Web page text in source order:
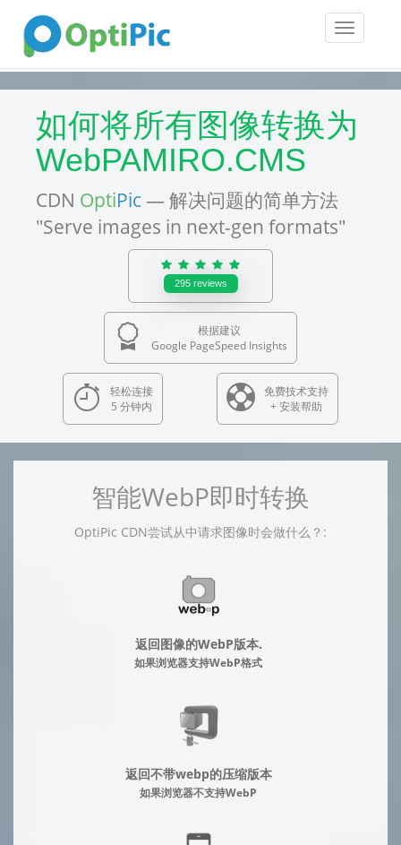
Toggle
如何将所有图像转换为
WebPAMIRO.CMS
CDN OptiPic — 解决问题的简单方法
"Serve images in next-gen formats"
295 reviews
根据建议
Google PageSpeed Insights
轻松连接
5 分钟内
免费技术支持
+ 安装帮助
智能WebP即时转换
OptiPic CDN尝试从中请求图像时会做什么？:
返回图像的WebP版本.
如果浏览器支持WebP格式
返回不带webp的压缩版本
如果浏览器不支持WebP